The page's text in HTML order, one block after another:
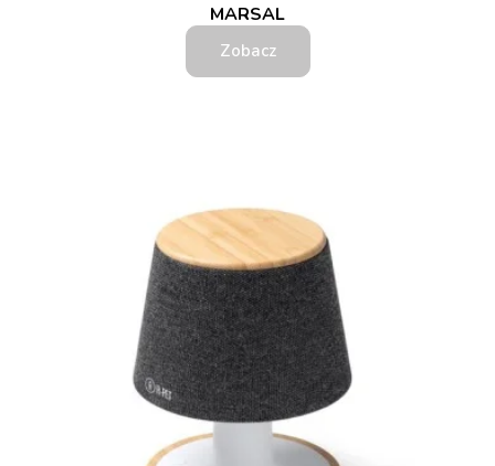
MARSAL
Zobacz